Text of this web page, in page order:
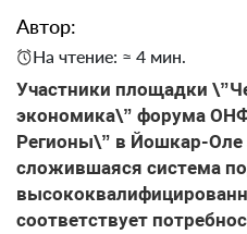
Автор:
На чтение: ≈ 4 мин.
Участники площадки
экономика\” форума
Регионы\” в Йошкар-Оле
сложившаяся система
соответствует